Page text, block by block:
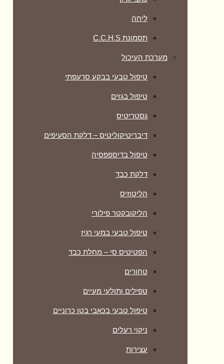
ליחה
תסמונת C.C.H.S
מערכת העיכול
טיפול טבעי בבקע סרעפתי
טיפול בגזים
גסטריטיס
דיבריטיקוליטיס – דלקת הסעיפים
טיפול בדיספפסיה
דלקת כבד
הליטוזיס
הליקובקטר פילורי
טיפול טבעי במעי רגיז
הפטיטיס סי – מחלת כבד
טחורים
טפילים ותולעי מעיים
טיפול טבעי בכאבי בטן כרוניים
ניקוי רעלים
עצירות